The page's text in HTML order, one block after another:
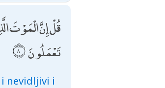
قُلْ إِنَّ الْمَوْتَ
تَعْمَلُونَ
i nevidljivi i